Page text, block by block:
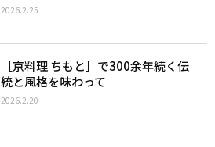
2026.2.25
［京料理 ちもと］で300余年続く伝
統と風格を味わって
2026.2.20